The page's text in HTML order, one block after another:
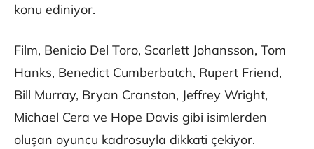
konu ediniyor.
Film, Benicio Del Toro, Scarlett Johansson, Tom
Hanks, Benedict Cumberbatch, Rupert Friend,
Bill Murray, Bryan Cranston, Jeffrey Wright,
Michael Cera ve Hope Davis gibi isimlerden
oluşan oyuncu kadrosuyla dikkati çekiyor.